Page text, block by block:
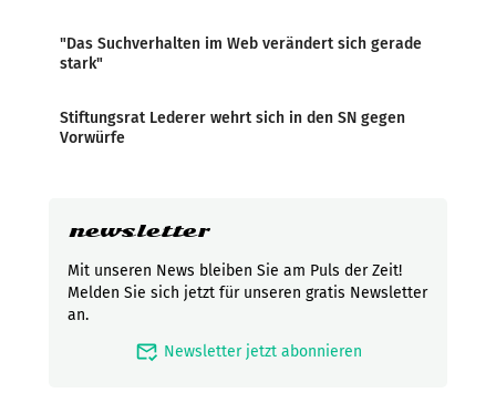
"Das Suchverhalten im Web verändert sich gerade
stark"
Stiftungsrat Lederer wehrt sich in den SN gegen
Vorwürfe
newsletter
Mit unseren News bleiben Sie am Puls der Zeit!
Melden Sie sich jetzt für unseren gratis Newsletter
an.
mark_email_read Newsletter jetzt abonnieren